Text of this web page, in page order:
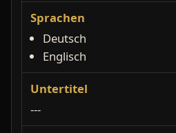
Sprachen
Deutsch
Englisch
Untertitel
---